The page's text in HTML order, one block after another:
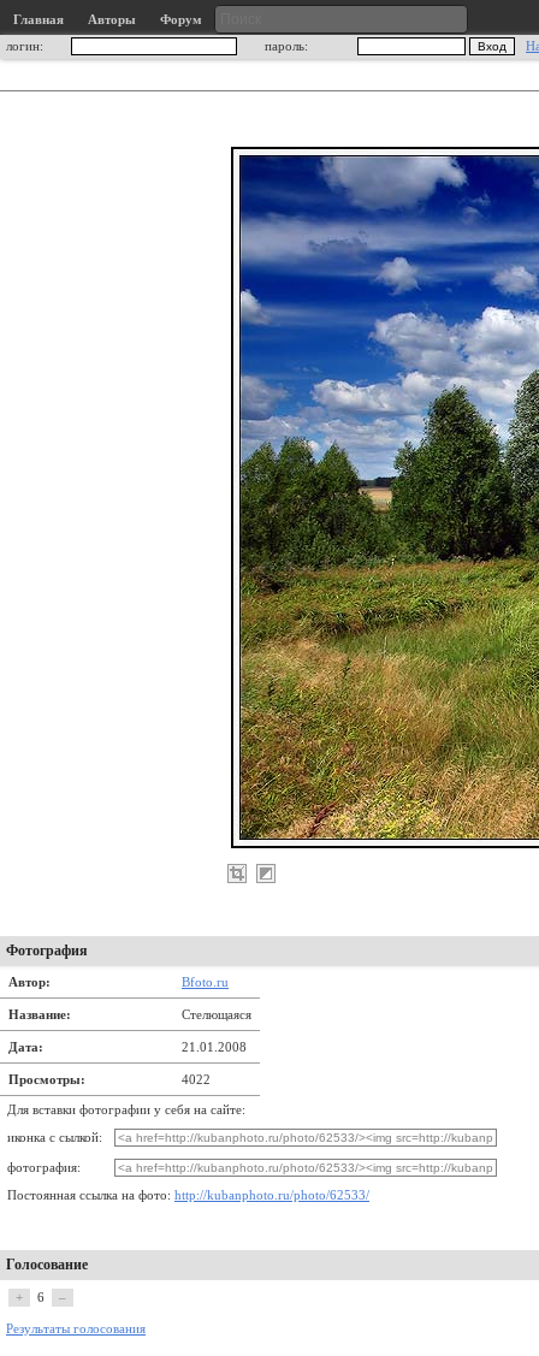
Главная Авторы
Форум
логин:
пароль:
Фотография
Автор: Bfoto.ru
Название: Стелющаяся
Дата: 21.01.2008
Просмотры: 4022
Для вставки фотографии у себя на сайте:
иконка с сылкой:
фотография:
Постоянная ссылка на фото: http://kubanphoto.ru/photo/62533/
Голосование
+ 6 –
Результаты голосования